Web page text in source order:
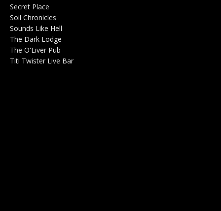
Secret Place
Soil Chronicles
Sounds Like Hell
The Dark Lodge
The O'Liver Pub
Titi Twister Live Bar